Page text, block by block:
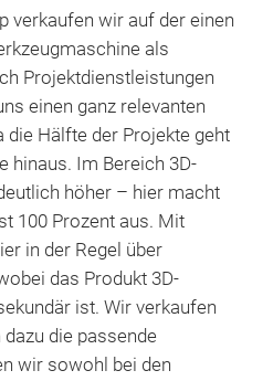
verkaufen wir auf der einen
als
Projektdienstleistungen
einen ganz relevanten
die Hälfte der Projekte geht
hinaus. Im Bereich 3D-
höher – hier macht
100 Prozent aus. Mit
in der Regel über
das Produkt 3D-
ist. Wir verkaufen
die passende
wir sowohl bei den